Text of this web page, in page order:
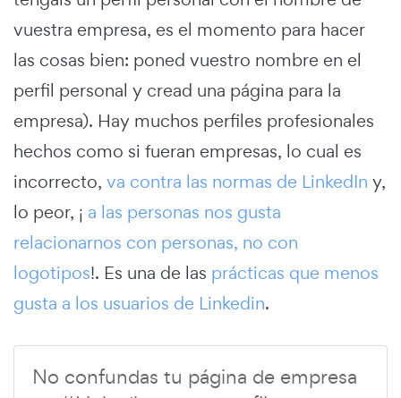
vuestra empresa, es el momento para hacer
las cosas bien: poned vuestro nombre en el
perfil personal y cread una página para la
empresa). Hay muchos perfiles profesionales
hechos como si fueran empresas, lo cual es
incorrecto, va contra las normas de LinkedIn y,
lo peor, ¡ a las personas nos gusta
relacionarnos con personas, no con
logotipos!. Es una de las prácticas que menos
gusta a los usuarios de Linkedin.
No confundas tu página de empresa